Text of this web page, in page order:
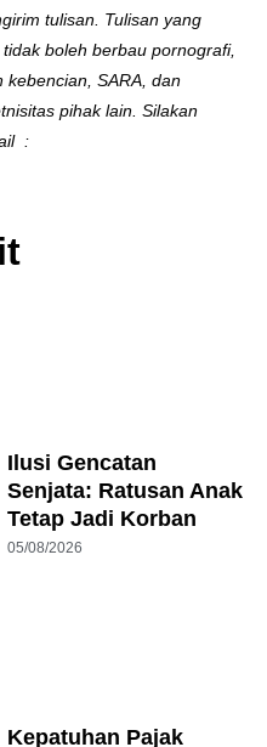
tulisan. Tulisan yang
boleh berbau pornografi,
SARA, dan
pihak lain. Silakan
:
Ilusi Gencatan
Senjata: Ratusan Anak
Tetap Jadi Korban
05/08/2026
Kepatuhan Pajak